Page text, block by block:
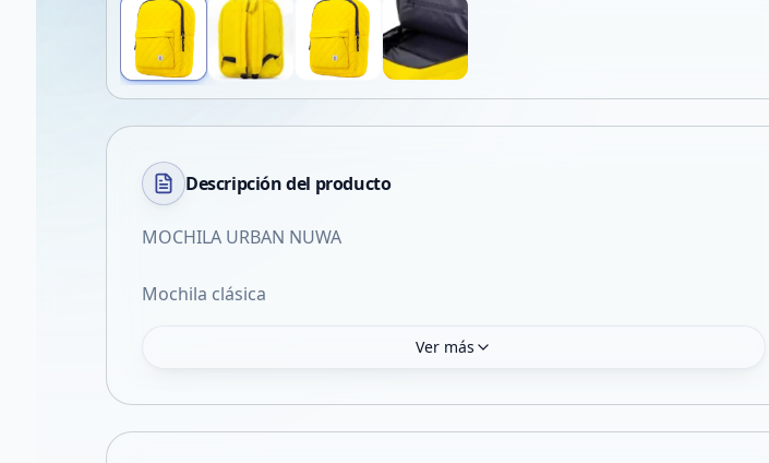
Descripción del producto
MOCHILA URBAN NUWA
Mochila clásica
Ver más